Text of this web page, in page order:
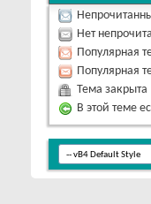
Нет
Популярная
Популярная
Тема закрыта
В этой теме